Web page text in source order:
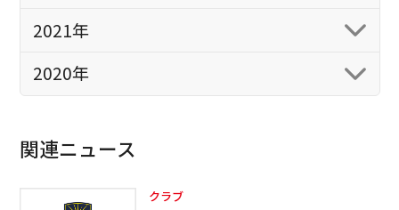
2021年
2020年
関連ニュース
クラブ